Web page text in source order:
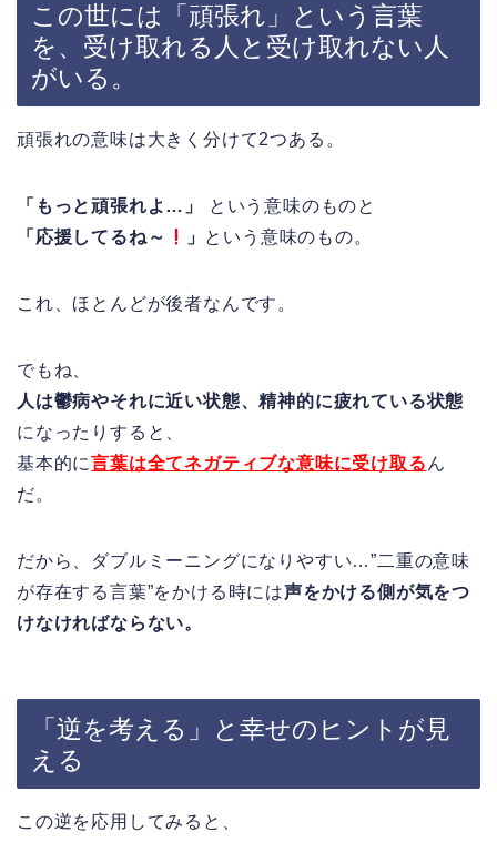
この世には「頑張れ」という言葉
を、受け取れる人と受け取れない人
がいる。
頑張れの意味は大きく分けて2つある。
「もっと頑張れよ…」
という意味のものと
「応援してるね～
」 という意味のもの。
これ、ほとんどが後者なんです。
でもね、
人は鬱病やそれに近い状態、精神的に疲れている状態
になったりすると、
基本的に言葉は全てネガティブな意味に受け取る ん
だ。
だから、ダブルミーニングになりやすい…”二重の意味
が存在する言葉”をかける時には声をかける側が気をつ
けなければならない。
「逆を考える」と幸せのヒントが見
える
この逆を応用してみると、